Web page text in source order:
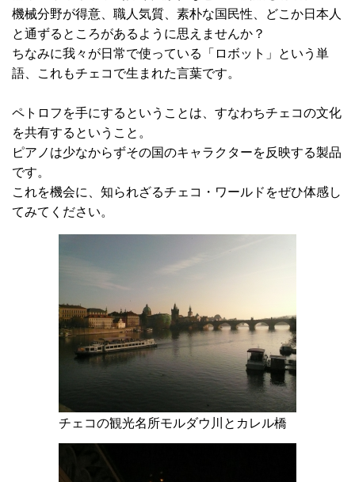
機械分野が得意、職人気質、素朴な国民性、どこか日本人
と通ずるところがあるように思えませんか？
ちなみに我々が日常で使っている「ロボット」という単
語、これもチェコで生まれた言葉です。
ペトロフを手にするということは、すなわちチェコの文化
を共有するということ。
ピアノは少なからずその国のキャラクターを反映する製品
です。
これを機会に、知られざるチェコ・ワールドをぜひ体感し
てみてください。
チェコの観光名所モルダウ川とカレル橋